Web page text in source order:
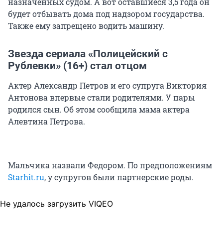
будет отбывать дома под надзором государства.
Также ему запрещено водить машину.
Звезда сериала «Полицейский с
Рублевки» (16+) стал отцом
Актер Александр Петров и его супруга Виктория
Антонова впервые стали родителями. У пары
родился сын. Об этом сообщила мама актера
Алевтина Петрова.
Мальчика назвали Федором. По предположениям
Starhit.ru, у супругов были партнерские роды.
Не удалось загрузить VIQEO